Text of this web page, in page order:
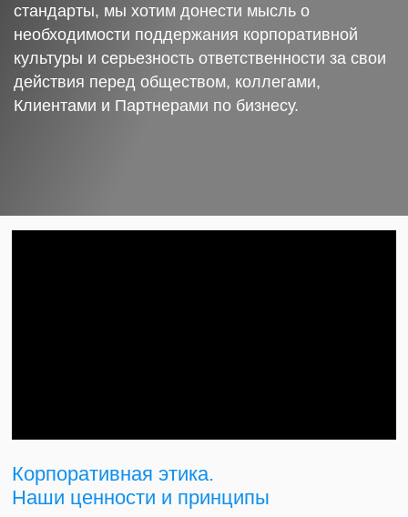
стандарты, мы хотим донести мысль о
необходимости поддержания корпоративной
культуры и серьезность ответственности за свои
действия перед обществом, коллегами,
Клиентами и Партнерами по бизнесу.
Корпоративная этика.
Наши ценности и принципы